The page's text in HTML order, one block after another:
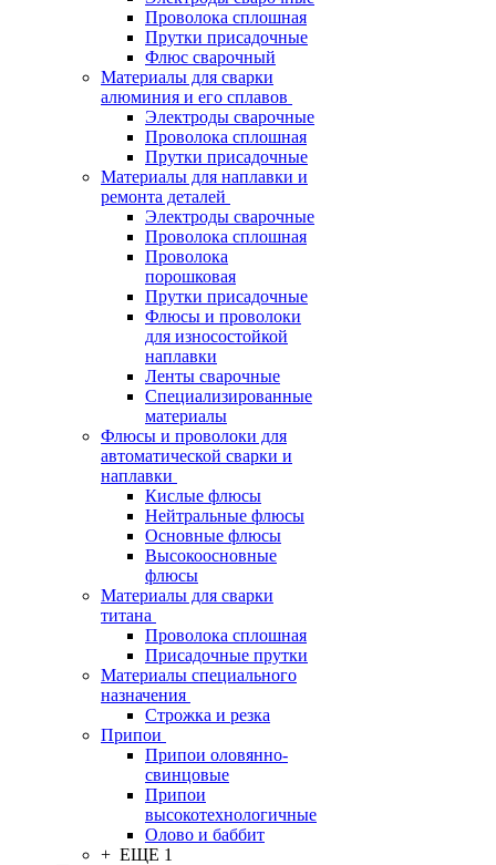
Проволока сплошная
Прутки присадочные
Флюс сварочный
Материалы для сварки
алюминия и его сплавов
Электроды сварочные
Проволока сплошная
Прутки присадочные
Материалы для наплавки и
ремонта деталей
Электроды сварочные
Проволока сплошная
Проволока
порошковая
Прутки присадочные
Флюсы и проволоки
для износостойкой
наплавки
Ленты сварочные
Специализированные
материалы
Флюсы и проволоки для
автоматической сварки и
наплавки
Кислые флюсы
Нейтральные флюсы
Основные флюсы
Высокоосновные
флюсы
Материалы для сварки
титана
Проволока сплошная
Присадочные прутки
Материалы специального
назначения
Строжка и резка
Припои
Припои оловянно-
свинцовые
Припои
высокотехнологичные
Олово и баббит
+ ЕЩЕ 1